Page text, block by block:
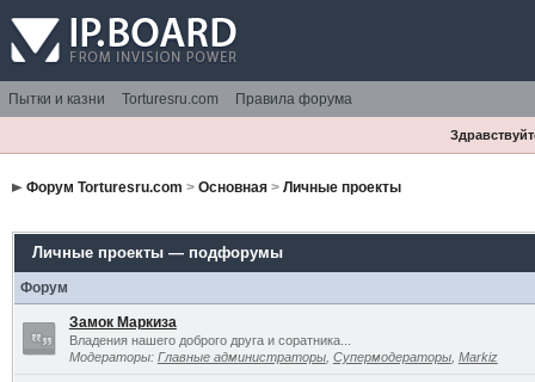
Пытки и казни Torturesru.com Правила форума
Форум Torturesru.com > Основная> Личные проекты
Личные проекты — подфорумы
Форум
Замок Маркиза
Владения нашего доброго друга и соратника...
Модераторы: Главные администраторы, Супермодераторы, Markiz